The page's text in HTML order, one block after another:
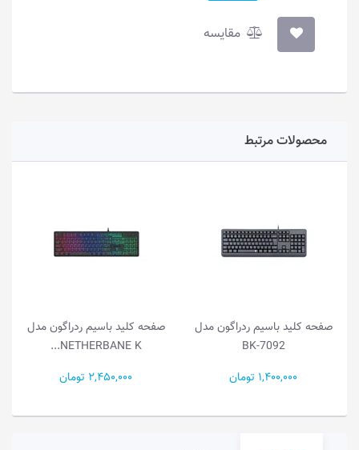
مقایسه
محصولات مرتبط
صفحه کلید باسیم ردراگون مدل
BK-7092
1,400,000 تومان
صفحه کلید باسیم ردراگون مدل
NETHERBANE K...
2,450,000 تومان